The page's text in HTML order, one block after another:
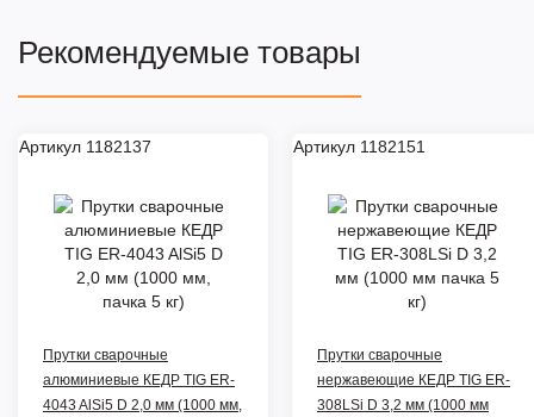
Рекомендуемые товары
Артикул 1182137
Прутки сварочные
алюминиевые КЕДР TIG ER-
4043 AlSi5 D 2,0 мм (1000 мм,
Артикул 1182151
Прутки сварочные
нержавеющие КЕДР TIG ER-
308LSi D 3,2 мм (1000 мм